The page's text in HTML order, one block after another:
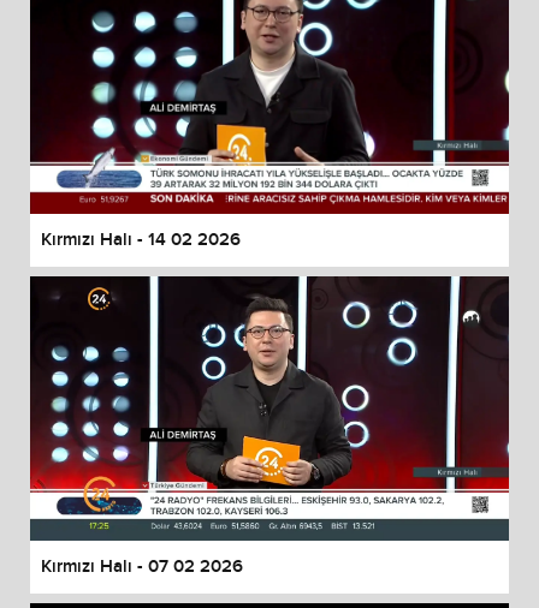
Kırmızı Halı - 14 02 2026
Kırmızı Halı - 07 02 2026